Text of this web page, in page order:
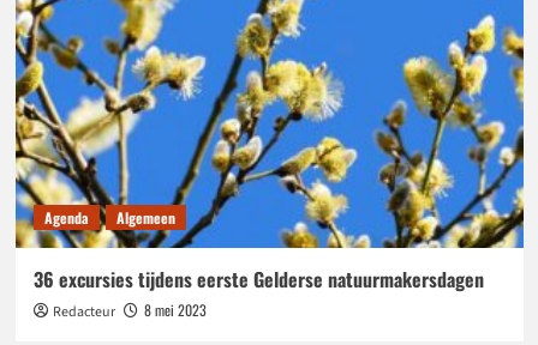
Agenda Algemeen
36 excursies tijdens eerste Gelderse natuurmakersdagen
Redacteur 8 mei 2023